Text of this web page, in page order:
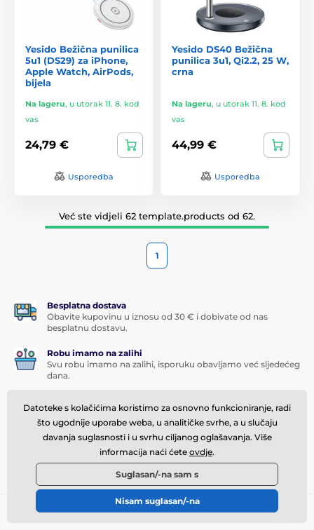
Yesido Bežična punilica
5u1 (DS29) za iPhone,
Apple Watch, AirPods,
bijela
Na lageru, u utorak 11. 8. kod
vas
24,79 €
Usporedba
Yesido DS40 Bežična
punilica 3u1, Qi2.2, 25 W,
crna
Na lageru, u utorak 11. 8. kod
vas
44,99 €
Usporedba
Već ste vidjeli 62 template.products od 62.
1
Besplatna dostava
Obavite kupovinu u iznosu od 30 € i dobivate od nas
besplatnu dostavu.
Robu imamo na zalihi
Svu robu imamo na zalihi, isporuku obavljamo već sljedećeg
dana.
Sve rješavamo u roku od nekoliko sati bilo da je riječ
o reklamaciji, upitima ili zamjeni robe.
Program vjernosti
Svojim stalnim kupcima nudimo zanimljive popuste.
Potreban vam je savjet offline
Datoteke s kolačićima koristimo za osnovno funkcioniranje, radi
što ugodnije uporabe weba, u analitičke svrhe, a u slučaju
davanja suglasnosti i u svrhu ciljanog oglašavanja. Više
informacija naći ćete ovdje.
Suglasan/-na sam s
Nisam suglasan/-na